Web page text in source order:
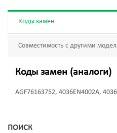
Коды замен
Совместимость с другими
Коды замен (аналоги)
AGF76163752, 4036EN4002A,
ПОИСК